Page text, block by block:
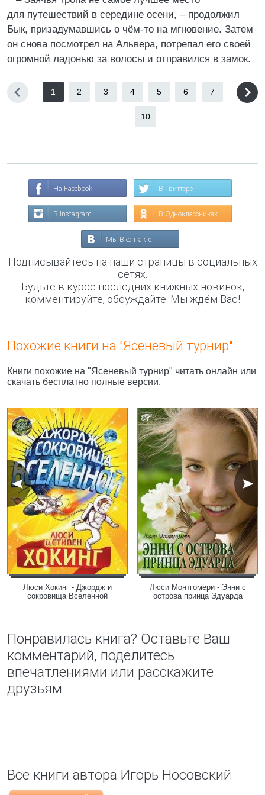
для путешествий в середине осени, – продолжил
Бык, призадумавшись о чём-то на мгновение. Затем
он снова посмотрел на Альвера, потрепал его своей
огромной ладонью за волосы и отправился в замок.
1 2 3 4 5 6 7
10
На Facebook В Твиттере
В Instagram В Одноклассниках
Мы Вконтакте
Подписывайтесь на наши страницы в социальных
сетях.
Будьте в курсе последних книжных новинок,
комментируйте, обсуждайте. Мы ждём Вас!
Похожие книги на "Ясеневый турнир"
Книги похожие на "Ясеневый турнир" читать онлайн или
скачать бесплатно полные версии.
Люси Хокинг - Джордж и
сокровища Вселенной
Люси Монтгомери - Энни с
острова принца Эдуарда
Понравилась книга? Оставьте Ваш
комментарий, поделитесь
впечатлениями или расскажите
друзьям
Все книги автора Игорь Носовский